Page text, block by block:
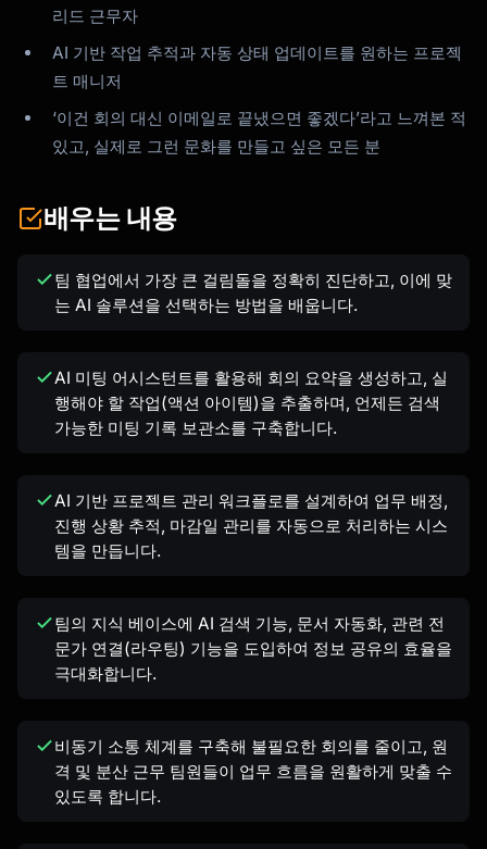
리드 근무자
AI 기반 작업 추적과 자동 상태 업데이트를 원하는 프로젝
트 매니저
‘이건 회의 대신 이메일로 끝냈으면 좋겠다’라고 느껴본 적
있고, 실제로 그런 문화를 만들고 싶은 모든 분
배우는 내용
팀 협업에서 가장 큰 걸림돌을 정확히 진단하고, 이에 맞
는 AI 솔루션을 선택하는 방법을 배웁니다.
AI 미팅 어시스턴트를 활용해 회의 요약을 생성하고, 실
행해야 할 작업(액션 아이템)을 추출하며, 언제든 검색
가능한 미팅 기록 보관소를 구축합니다.
AI 기반 프로젝트 관리 워크플로를 설계하여 업무 배정,
진행 상황 추적, 마감일 관리를 자동으로 처리하는 시스
템을 만듭니다.
팀의 지식 베이스에 AI 검색 기능, 문서 자동화, 관련 전
문가 연결(라우팅) 기능을 도입하여 정보 공유의 효율을
극대화합니다.
비동기 소통 체계를 구축해 불필요한 회의를 줄이고, 원
격 및 분산 근무 팀원들이 업무 흐름을 원활하게 맞출 수
있도록 합니다.